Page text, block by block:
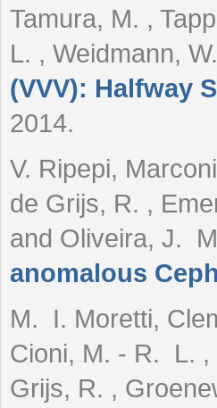
Tamura, M. ,
L. , Weidmann,
(VVV): Halfway
2014.
V. Ripepi,
de Grijs, R. ,
and Oliveira, J.
anomalous
M. I. Moretti,
Cioni, M. - R. L. ,
Grijs, R. ,